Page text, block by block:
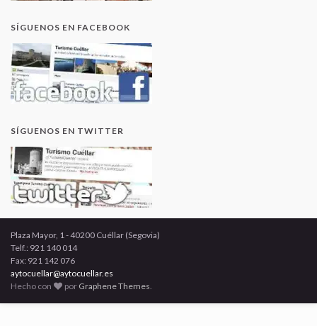
SÍGUENOS EN FACEBOOK
SÍGUENOS EN TWITTER
Plaza Mayor, 1 - 40200 Cuéllar (Segovia)
Telf.: 921 140 014
Fax: 921 142 076
aytocuellar@aytocuellar.es
Hecho con
por Graphene Themes.